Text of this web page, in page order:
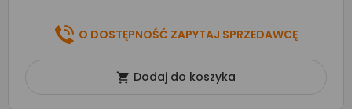
O DOSTĘPNOŚĆ ZAPYTAJ SPRZEDAWCĘ
 Dodaj do koszyka